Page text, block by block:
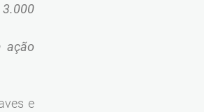
ação
e